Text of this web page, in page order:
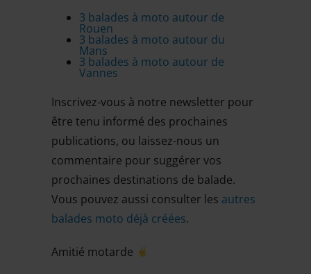
3 balades à moto autour de
Rouen
3 balades à moto autour du
Mans
3 balades à moto autour de
Vannes
Inscrivez-vous à notre newsletter pour
être tenu informé des prochaines
publications, ou laissez-nous un
commentaire pour suggérer vos
prochaines destinations de balade.
Vous pouvez aussi consulter les autres
balades moto déjà créées.
Amitié motarde